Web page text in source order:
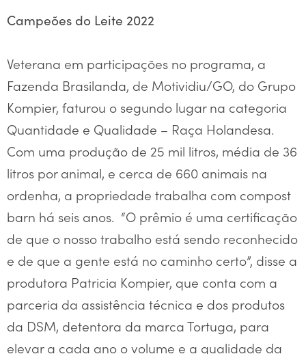
Campeões do Leite 2022
Veterana em participações no programa, a
Fazenda Brasilanda, de Motividiu/GO, do Grupo
Kompier, faturou o segundo lugar na categoria
Quantidade e Qualidade – Raça Holandesa.
Com uma produção de 25 mil litros, média de 36
litros por animal, e cerca de 660 animais na
ordenha, a propriedade trabalha com compost
barn há seis anos. “O prêmio é uma certificação
de que o nosso trabalho está sendo reconhecido
e de que a gente está no caminho certo”, disse a
produtora Patricia Kompier, que conta com a
parceria da assistência técnica e dos produtos
da DSM, detentora da marca Tortuga, para
elevar a cada ano o volume e a qualidade da